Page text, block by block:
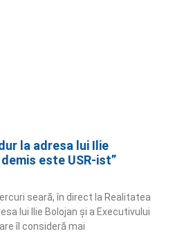
la adresa lui Ilie
este USR-ist”
seară, în direct la Realitatea
lui Ilie Bolojan și a Executivului
îl consideră mai